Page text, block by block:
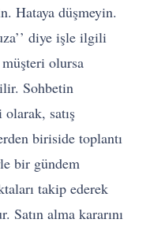
Hataya düşmeyin.
diye işle ilgili
olursa
Sohbetin
satış
biriside toplantı
bir gündem
takip ederek
Satın alma kararını